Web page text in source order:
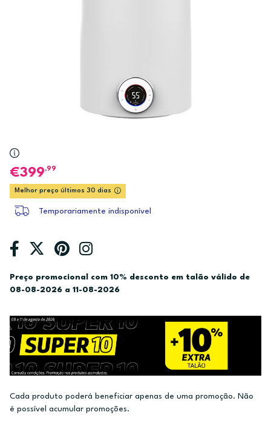
399,99
Melhor preço últimos 30 dias
Temporariamente indisponível
Preço promocional com 10% desconto em talão válido de
08-08-2026 a 11-08-2026
Cada produto poderá beneficiar apenas de uma promoção. Não
é possível acumular promoções.